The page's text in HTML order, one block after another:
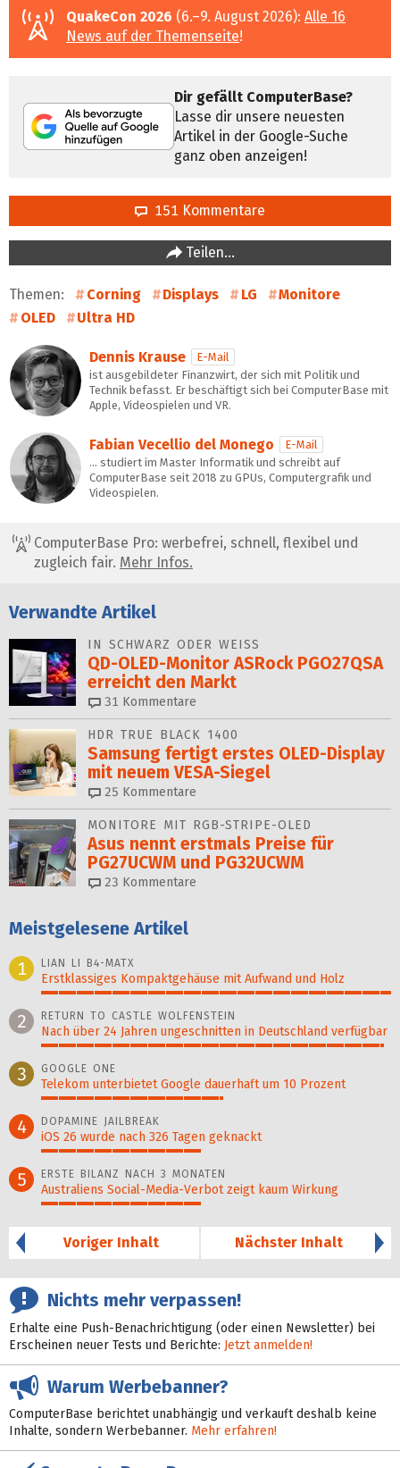
QuakeCon 2026 (6.–9. August 2026): Alle 16
News auf der Themenseite!
Dir gefällt ComputerBase?
Lasse dir unsere neuesten
Artikel in der Google-Suche
ganz oben anzeigen!
151 Kommentare
Teilen…
Themen: Corning Displays LG
Monitore
OLED
Ultra HD
Dennis Krause
E-Mail
ist ausgebildeter Finanzwirt, der sich mit Politik und
Technik befasst. Er beschäftigt sich bei ComputerBase mit
Apple, Videospielen und VR.
Fabian Vecellio del Monego
E-Mail
… studiert im Master Informatik und schreibt auf
ComputerBase seit 2018 zu GPUs, Computergrafik und
Videospielen.
ComputerBase Pro: werbefrei, schnell, flexibel und
zugleich fair. Mehr Infos.
Verwandte Artikel
IN SCHWARZ ODER WEISS
QD-OLED-Monitor ASRock PGO27QSA
erreicht den Markt
31 Kommentare
HDR TRUE BLACK 1400
Samsung fertigt erstes OLED-Display
mit neuem VESA-Siegel
25 Kommentare
MONITORE MIT RGB-STRIPE-OLED
Asus nennt erstmals Preise für
PG27UCWM und PG32UCWM
23 Kommentare
Meistgelesene Artikel
1
LIAN LI B4-MATX
Erstklassiges Kompaktgehäuse mit Aufwand und Holz
2 RETURN TO CASTLE WOLFENSTEIN
Nach über 24 Jahren ungeschnitten in Deutschland verfügbar
3 GOOGLE ONE
Telekom unterbietet Google dauerhaft um 10 Prozent
4 DOPAMINE JAILBREAK
iOS 26 wurde nach 326 Tagen geknackt
5 ERSTE BILANZ NACH 3 MONATEN
Australiens Social-Media-Verbot zeigt kaum Wirkung
Voriger Inhalt
Nächster Inhalt
Nichts mehr verpassen!
Erhalte eine Push-Benachrichtigung (oder einen Newsletter) bei
Erscheinen neuer Tests und Berichte: Jetzt anmelden!
Warum Werbebanner?
ComputerBase berichtet unabhängig und verkauft deshalb keine
Inhalte, sondern Werbebanner. Mehr erfahren!